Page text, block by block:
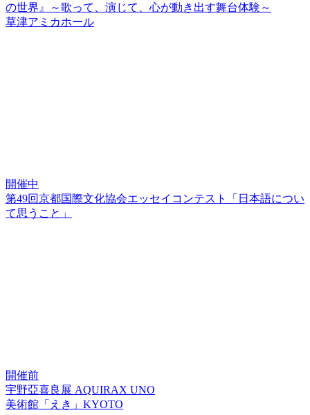
の世界』～歌って、演じて、心が動き出す舞台体験～
草津アミカホール
開催中
第49回京都国際文化協会エッセイコンテスト「日本語につい
て思うこと」
開催前
宇野亞喜良展 AQUIRAX UNO
美術館「えき」KYOTO